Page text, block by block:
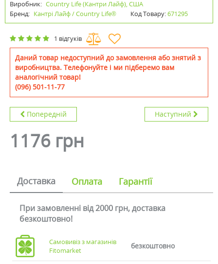
Виробник: Country Life (Кантри Лайф), США
Бренд: Кантрі Лайф / Country Life® Код Товару:671295
1 відгуків
Даний товар недоступний до замовлення або знятий з
виробництва. Телефонуйте і ми підберемо вам
аналогічний товар!
(096) 501-11-77
Попередній Наступний
1176 грн
Доставка Оплата Гарантії
При замовленні від 2000 грн, доставка
безкоштовно!
Самовивіз з магазинів
Fitomarket
безкоштовно